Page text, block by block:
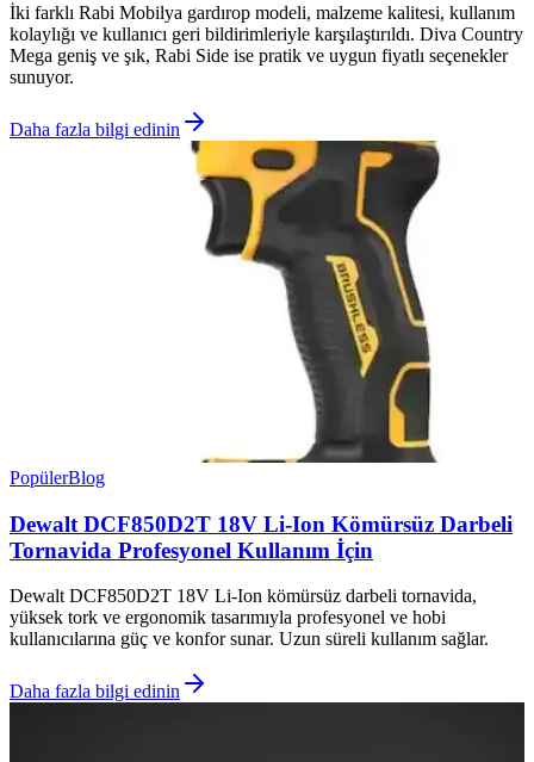
İki farklı Rabi Mobilya gardırop modeli, malzeme kalitesi, kullanım
kolaylığı ve kullanıcı geri bildirimleriyle karşılaştırıldı. Diva Country
Mega geniş ve şık, Rabi Side ise pratik ve uygun fiyatlı seçenekler
sunuyor.
Daha fazla bilgi edinin
PopülerBlog
Dewalt DCF850D2T 18V Li-Ion Kömürsüz Darbeli
Tornavida Profesyonel Kullanım İçin
Dewalt DCF850D2T 18V Li-Ion kömürsüz darbeli tornavida,
yüksek tork ve ergonomik tasarımıyla profesyonel ve hobi
kullanıcılarına güç ve konfor sunar. Uzun süreli kullanım sağlar.
Daha fazla bilgi edinin